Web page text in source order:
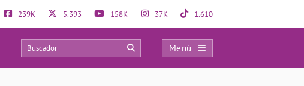
239K 5.393 158K 37K 1.610
Menú
22